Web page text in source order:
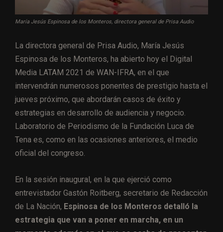
María Jesús Espinosa de los Monteros, directora general de Prisa Audio
La directora general de Prisa Audio, María Jesús
Espinosa de los Monteros, ha abierto hoy el Digital
Media LATAM 2021 de WAN-IFRA, en el que
intervendrán numerosos ponentes de prestigio hasta el
jueves próximo, que abordarán casos de éxito y
estrategias en desarrollo de audiencia y negocio.
Laboratorio de Periodismo de la Fundación Luca de
Tena es, como en las ocasiones anteriores, el medio
oficial del congreso.
En la sesión inaugural, en la que ejerció como
entrevistador Gastón Roitberg, secretario de Redacción
de La Nación, Espinosa de los Monteros detalló la
estrategia que van a poner en marcha, en un